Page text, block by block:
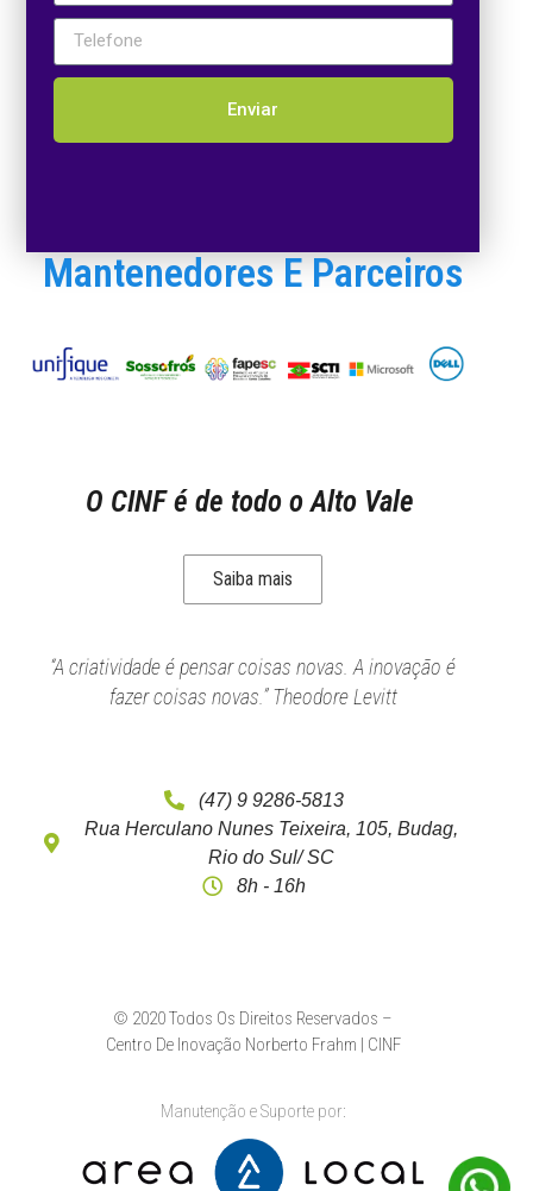
Enviar
Mantenedores E Parceiros
O CINF é de todo o Alto Vale
Saiba mais
“A criatividade é pensar coisas novas. A inovação é
fazer coisas novas.” Theodore Levitt
(47) 9 9286-5813
Rua Herculano Nunes Teixeira, 105, Budag,
Rio do Sul/ SC
8h - 16h
© 2020 Todos Os Direitos Reservados –
Centro De Inovação Norberto Frahm | CINF
Manutenção e Suporte por: